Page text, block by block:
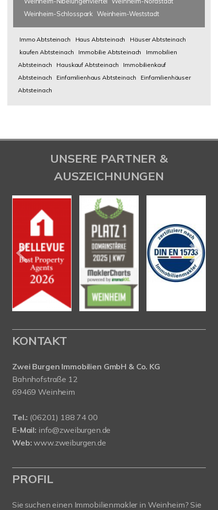
Weinheim-Schlosspark Weinheim-Weststadt
Immo Abtsteinach Haus Abtsteinach
Häuser Abtsteinach
kaufen Abtsteinach
Immobilie Abtsteinach
Immobilien
Abtsteinach
Hauskauf Abtsteinach
Immobilienkauf
Abtsteinach
Einfamilienhaus Abtsteinach
Einfamilienhäuser
Abtsteinach
UNSERE PARTNER &
AUSZEICHNUNGEN
KONTAKT
Zwei Burgen Immobilien GmbH & Co. KG
Bahnhofstraße 12
69469 Weinheim
Tel.: (06201) 188 74 00
E-Mail: info@zweiburgen.de
Web: www.zweiburgen.de
PROFIL
Sie suchen einen Immobilienmakler in Weinheim? Sie